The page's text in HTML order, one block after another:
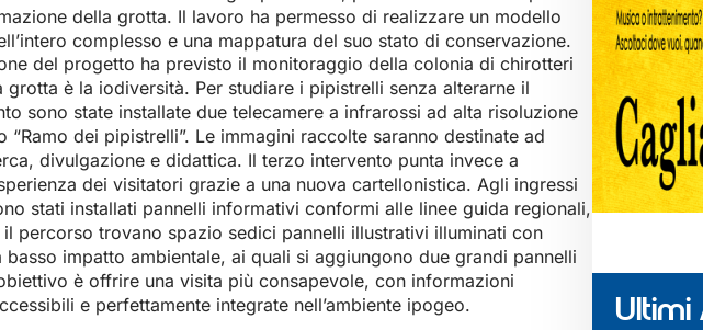
della grotta. Il lavoro ha permesso di realizzare un modello
complesso e una mappatura del suo stato di conservazione.
del progetto ha previsto il monitoraggio della colonia di chirotteri
grotta è la iodiversità. Per studiare i pipistrelli senza alterarne il
sono state installate due telecamere a infrarossi ad alta risoluzione
“Ramo dei pipistrelli”. Le immagini raccolte saranno destinate ad
divulgazione e didattica. Il terzo intervento punta invece a
dei visitatori grazie a una nuova cartellonistica. Agli ingressi
stati installati pannelli informativi conformi alle linee guida regionali,
il percorso trovano spazio sedici pannelli illustrativi illuminati con
basso impatto ambientale, ai quali si aggiungono due grandi pannelli
è offrire una visita più consapevole, con informazioni
e perfettamente integrate nell’ambiente ipogeo.
Ultimi